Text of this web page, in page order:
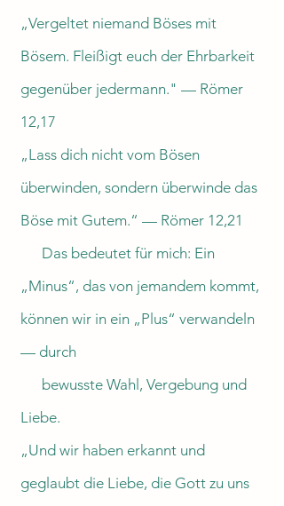
„Vergeltet niemand Böses mit
Bösem. Fleißigt euch der Ehrbarkeit
gegenüber jedermann." — Römer
12,17
„Lass dich nicht vom Bösen
überwinden, sondern überwinde das
Böse mit Gutem.“ — Römer 12,21
Das bedeutet für mich: Ein
„Minus“, das von jemandem kommt,
können wir in ein „Plus“ verwandeln
— durch
bewusste Wahl, Vergebung und
Liebe.
„Und wir haben erkannt und
geglaubt die Liebe, die Gott zu uns